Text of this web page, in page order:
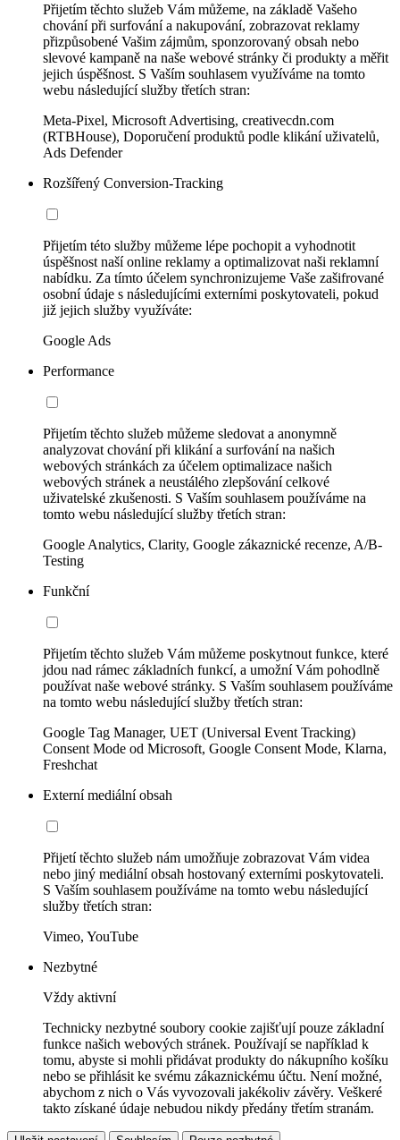
Přijetím těchto služeb Vám můžeme, na základě Vašeho
chování při surfování a nakupování, zobrazovat reklamy
přizpůsobené Vašim zájmům, sponzorovaný obsah nebo
slevové kampaně na naše webové stránky či produkty a měřit
jejich úspěšnost. S Vaším souhlasem využíváme na tomto
webu následující služby třetích stran:
Meta-Pixel, Microsoft Advertising, creativecdn.com
(RTBHouse), Doporučení produktů podle klikání uživatelů,
Ads Defender
Rozšířený Conversion-Tracking
Přijetím této služby můžeme lépe pochopit a vyhodnotit
úspěšnost naší online reklamy a optimalizovat naši reklamní
nabídku. Za tímto účelem synchronizujeme Vaše zašifrované
osobní údaje s následujícími externími poskytovateli, pokud
již jejich služby využíváte:
Google Ads
Performance
Přijetím těchto služeb můžeme sledovat a anonymně
analyzovat chování při klikání a surfování na našich
webových stránkách za účelem optimalizace našich
webových stránek a neustálého zlepšování celkové
uživatelské zkušenosti. S Vaším souhlasem používáme na
tomto webu následující služby třetích stran:
Google Analytics, Clarity, Google zákaznické recenze, A/B-
Testing
Funkční
Přijetím těchto služeb Vám můžeme poskytnout funkce, které
jdou nad rámec základních funkcí, a umožní Vám pohodlně
používat naše webové stránky. S Vaším souhlasem používáme
na tomto webu následující služby třetích stran:
Google Tag Manager, UET (Universal Event Tracking)
Consent Mode od Microsoft, Google Consent Mode, Klarna,
Freshchat
Externí mediální obsah
Přijetí těchto služeb nám umožňuje zobrazovat Vám videa
nebo jiný mediální obsah hostovaný externími poskytovateli.
S Vaším souhlasem používáme na tomto webu následující
služby třetích stran:
Vimeo, YouTube
Nezbytné
Vždy aktivní
Technicky nezbytné soubory cookie zajišťují pouze základní
funkce našich webových stránek. Používají se například k
tomu, abyste si mohli přidávat produkty do nákupního košíku
nebo se přihlásit ke svému zákaznickému účtu. Není možné,
abychom z nich o Vás vyvozovali jakékoliv závěry. Veškeré
takto získané údaje nebudou nikdy předány třetím stranám.